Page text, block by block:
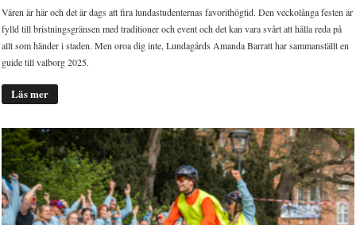
Våren är här och det är dags att fira lundastudenternas favorithögtid. Den veckolånga festen är
fylld till bristningsgränsen med traditioner och event och det kan vara svårt att hålla reda på
allt som händer i staden. Men oroa dig inte, Lundagårds Amanda Barratt har sammanställt en
guide till valborg 2025.
Läs mer